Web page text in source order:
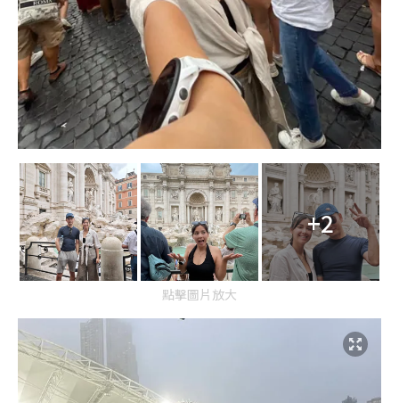
+2
點擊圖片放大